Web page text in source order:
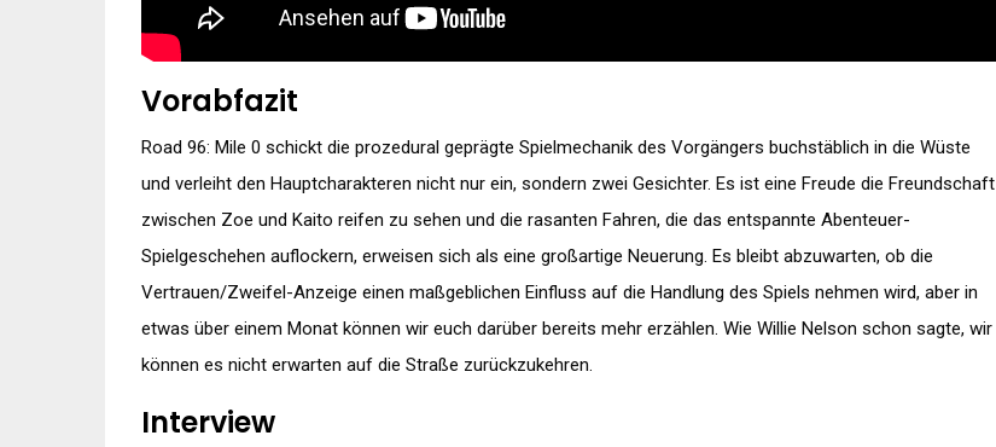
Vorabfazit
Road 96: Mile 0 schickt die prozedural geprägte Spielmechanik des Vorgängers buchstäblich in die Wüste
und verleiht den Hauptcharakteren nicht nur ein, sondern zwei Gesichter. Es ist eine Freude die Freundschaft
zwischen Zoe und Kaito reifen zu sehen und die rasanten Fahren, die das entspannte Abenteuer-
Spielgeschehen auflockern, erweisen sich als eine großartige Neuerung. Es bleibt abzuwarten, ob die
Vertrauen/Zweifel-Anzeige einen maßgeblichen Einfluss auf die Handlung des Spiels nehmen wird, aber in
etwas über einem Monat können wir euch darüber bereits mehr erzählen. Wie Willie Nelson schon sagte, wir
können es nicht erwarten auf die Straße zurückzukehren.
Interview